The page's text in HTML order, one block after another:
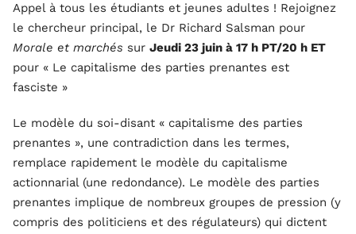
Appel à tous les étudiants et jeunes adultes ! Rejoignez
le chercheur principal, le Dr Richard Salsman pour
Morale et marchés sur Jeudi 23 juin à 17 h PT/20 h ET
pour « Le capitalisme des parties prenantes est
fasciste »
Le modèle du soi-disant « capitalisme des parties
prenantes », une contradiction dans les termes,
remplace rapidement le modèle du capitalisme
actionnarial (une redondance). Le modèle des parties
prenantes implique de nombreux groupes de pression (y
compris des politiciens et des régulateurs) qui dictent